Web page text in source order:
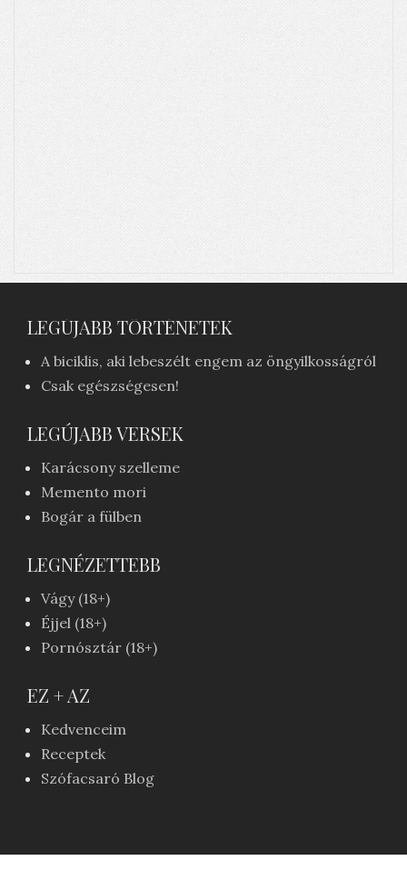
LEGÚJABB TÖRTÉNETEK
A biciklis, aki lebeszélt engem az öngyilkosságról
Csak egészségesen!
LEGÚJABB VERSEK
Karácsony szelleme
Memento mori
Bogár a fülben
LEGNÉZETTEBB
Vágy (18+)
Éjjel (18+)
Pornósztár (18+)
EZ + AZ
Kedvenceim
Receptek
Szófacsaró Blog